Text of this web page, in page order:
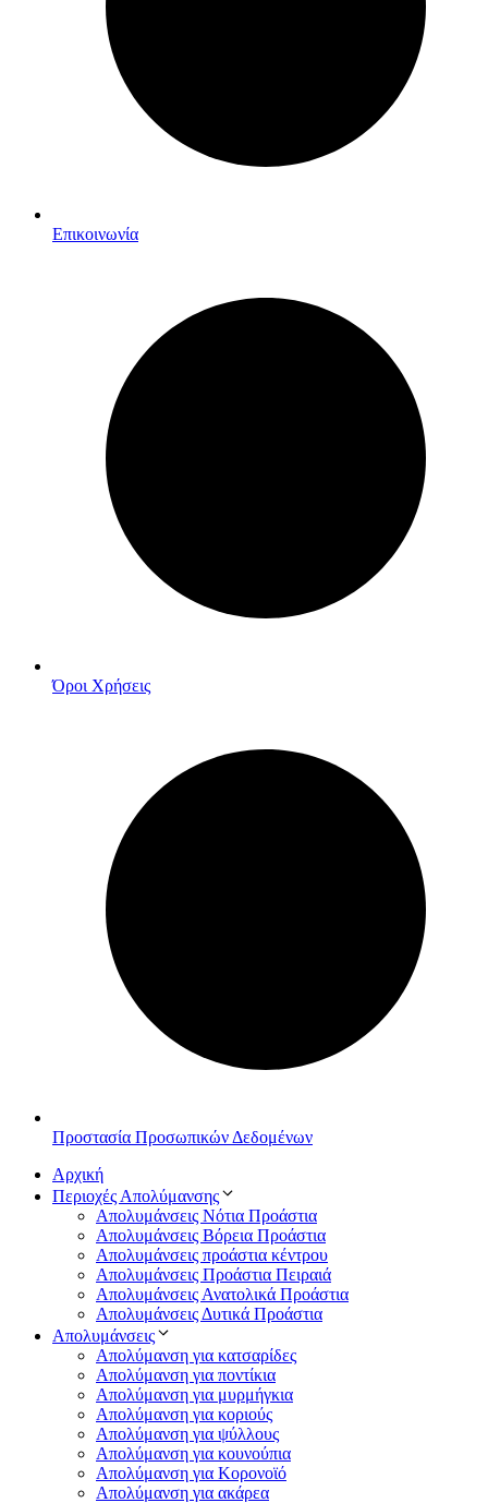
Επικοινωνία
Όροι Χρήσεις
Προστασία Προσωπικών Δεδομένων
Αρχική
Περιοχές Απολύμανσης
Απολυμάνσεις Νότια Προάστια
Απολυμάνσεις Βόρεια Προάστια
Απολυμάνσεις προάστια κέντρου
Απολυμάνσεις Προάστια Πειραιά
Απολυμάνσεις Ανατολικά Προάστια
Απολυμάνσεις Δυτικά Προάστια
Απολυμάνσεις
Απολύμανση για κατσαρίδες
Απολύμανση για ποντίκια
Απολύμανση για μυρμήγκια
Απολύμανση για κοριούς
Απολύμανση για ψύλλους
Απολύμανση για κουνούπια
Απολύμανση για Κορονοϊό
Απολύμανση για ακάρεα